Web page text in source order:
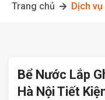
Trang chủ Dịch vụ
Bể Nước Lắp
Hà Nội Tiết